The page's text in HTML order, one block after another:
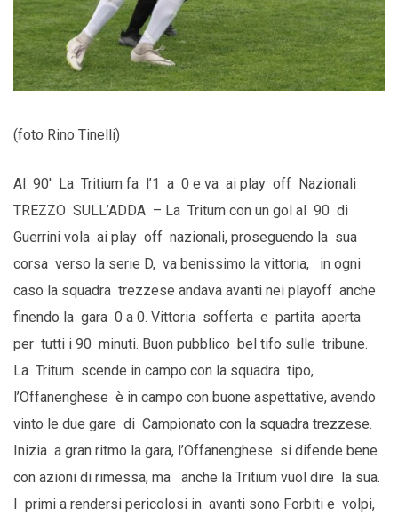
(foto Rino Tinelli)
Al 90′ La Tritium fa l’1 a 0 e va ai play off Nazionali
TREZZO SULL’ADDA – La Tritum con un gol al 90 di
Guerrini vola ai play off nazionali, proseguendo la sua
corsa verso la serie D, va benissimo la vittoria, in ogni
caso la squadra trezzese andava avanti nei playoff anche
finendo la gara 0 a 0. Vittoria sofferta e partita aperta
per tutti i 90 minuti. Buon pubblico bel tifo sulle tribune.
La Tritum scende in campo con la squadra tipo,
l’Offanenghese è in campo con buone aspettative, avendo
vinto le due gare di Campionato con la squadra trezzese.
Inizia a gran ritmo la gara, l’Offanenghese si difende bene
con azioni di rimessa, ma anche la Tritium vuol dire la sua.
I primi a rendersi pericolosi in avanti sono Forbiti e volpi,